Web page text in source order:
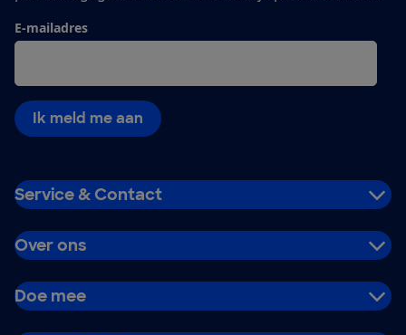
E-mailadres
Ik meld me aan
Service & Contact
Over ons
Doe mee